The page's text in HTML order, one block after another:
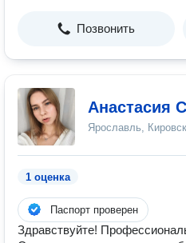
Позвонить
Анастасия
Ярославль,
1 оценка
Паспорт проверен
Здравствуйте!